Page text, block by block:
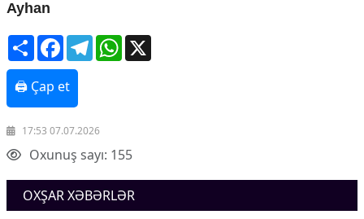
Ayhan
ShareFacebookTelegramWhatsApp
🖨 Çap et
17:53 07.07.2026
Oxunuş sayı: 155
OXŞAR XƏBƏRLƏR